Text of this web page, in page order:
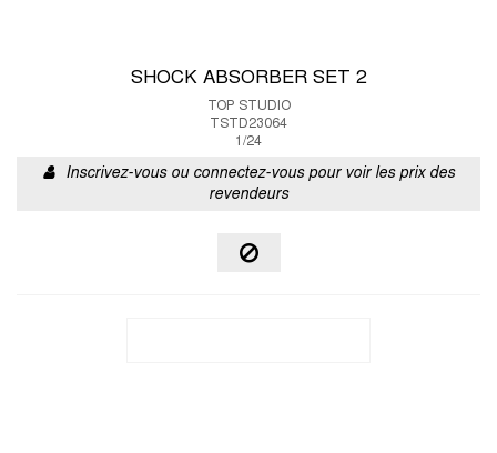
SHOCK ABSORBER SET 2
TOP STUDIO
TSTD23064
1/24
Inscrivez-vous ou connectez-vous pour voir les prix des
revendeurs